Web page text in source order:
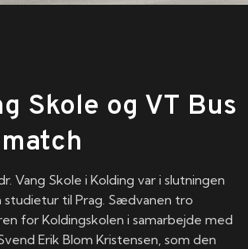
Skole og VT Bus
Vang Skole i Kolding var i slutningen
til Prag. Sædvanen tro
for Koldingskolen i samarbejde med
Erik Blom Kristensen, som den